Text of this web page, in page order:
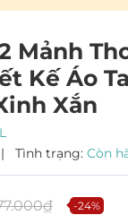
Mảnh
Kế Áo
Xắn
| Tình trạng: Còn
-24%